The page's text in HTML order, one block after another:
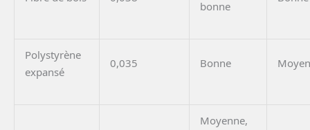
bonne
Polystyrène
expansé
0,035 Bonne
Moyenne,